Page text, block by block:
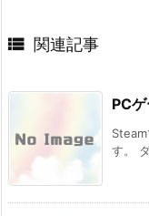
 関連記事
PC
す。